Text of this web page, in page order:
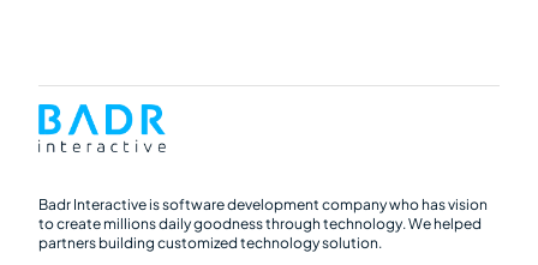
Badr Interactive is software development company who has vision
to create millions daily goodness through technology. We helped
partners building customized technology solution.